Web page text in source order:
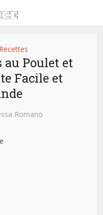
Recettes
au Poulet et
Facile et
Romano